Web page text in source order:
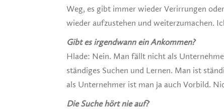
Weg, es gibt immer wieder Verirrungen
wieder aufzustehen und weiterzumachen.
Gibt es irgendwann ein Ankommen?
Hlade: Nein. Man fällt nicht als
ständiges Suchen und Lernen. Man ist
als Unternehmer ist man ja auch Vorbild.
Die Suche hört nie auf?